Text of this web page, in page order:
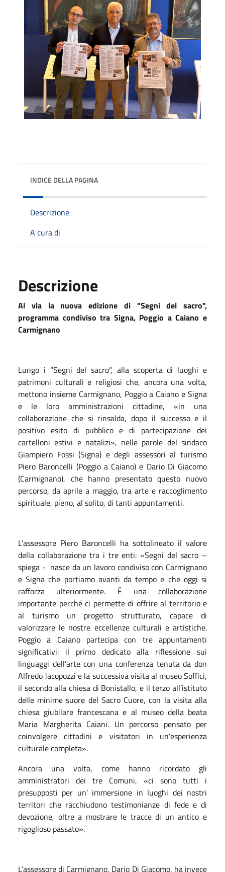
INDICE DELLA PAGINA
Descrizione
A cura di
Descrizione
Al via la nuova edizione di "Segni del sacro",
programma condiviso tra Signa, Poggio a Caiano e
Carmignano
Lungo i “Segni del sacro”, alla scoperta di luoghi e
patrimoni culturali e religiosi che, ancora una volta,
mettono insieme Carmignano, Poggio a Caiano e Signa
e le loro amministrazioni cittadine, «in una
collaborazione che si rinsalda, dopo il successo e il
positivo esito di pubblico e di partecipazione dei
cartelloni estivi e natalizi», nelle parole del sindaco
Giampiero Fossi (Signa) e degli assessori al turismo
Piero Baroncelli (Poggio a Caiano) e Dario Di Giacomo
(Carmignano), che hanno presentato questo nuovo
percorso, da aprile a maggio, tra arte e raccoglimento
spirituale, pieno, al solito, di tanti appuntamenti.
L’assessore Piero Baroncelli ha sottolineato il valore
della collaborazione tra i tre enti: «Segni del sacro –
spiega - nasce da un lavoro condiviso con Carmignano
e Signa che portiamo avanti da tempo e che oggi si
rafforza ulteriormente. È una collaborazione
importante perché ci permette di offrire al territorio e
al turismo un progetto strutturato, capace di
valorizzare le nostre eccellenze culturali e artistiche.
Poggio a Caiano partecipa con tre appuntamenti
significativi: il primo dedicato alla riflessione sui
linguaggi dell’arte con una conferenza tenuta da don
Alfredo Jacopozzi e la successiva visita al museo Soffici,
il secondo alla chiesa di Bonistallo, e il terzo all’istituto
delle minime suore del Sacro Cuore, con la visita alla
chiesa giubilare francescana e al museo della beata
Maria Margherita Caiani. Un percorso pensato per
coinvolgere cittadini e visitatori in un’esperienza
culturale completa».
Ancora una volta, come hanno ricordato gli
amministratori dei tre Comuni, «ci sono tutti i
presupposti per un’ immersione in luoghi dei nostri
territori che racchiudono testimonianze di fede e di
devozione, oltre a mostrare le tracce di un antico e
rigoglioso passato».
L’assessore di Carmignano, Dario Di Giacomo, ha invece